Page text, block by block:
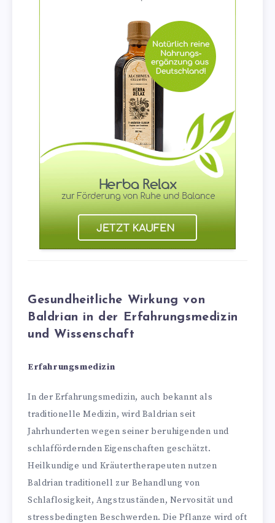
Gesundheitliche Wirkung von
Baldrian in der Erfahrungsmedizin
und Wissenschaft
Erfahrungsmedizin
In der Erfahrungsmedizin, auch bekannt als
traditionelle Medizin, wird Baldrian seit
Jahrhunderten wegen seiner beruhigenden und
schlaffördernden Eigenschaften geschätzt.
Heilkundige und Kräutertherapeuten nutzen
Baldrian traditionell zur Behandlung von
Schlaflosigkeit, Angstzuständen, Nervosität und
stressbedingten Beschwerden. Die Pflanze wird oft